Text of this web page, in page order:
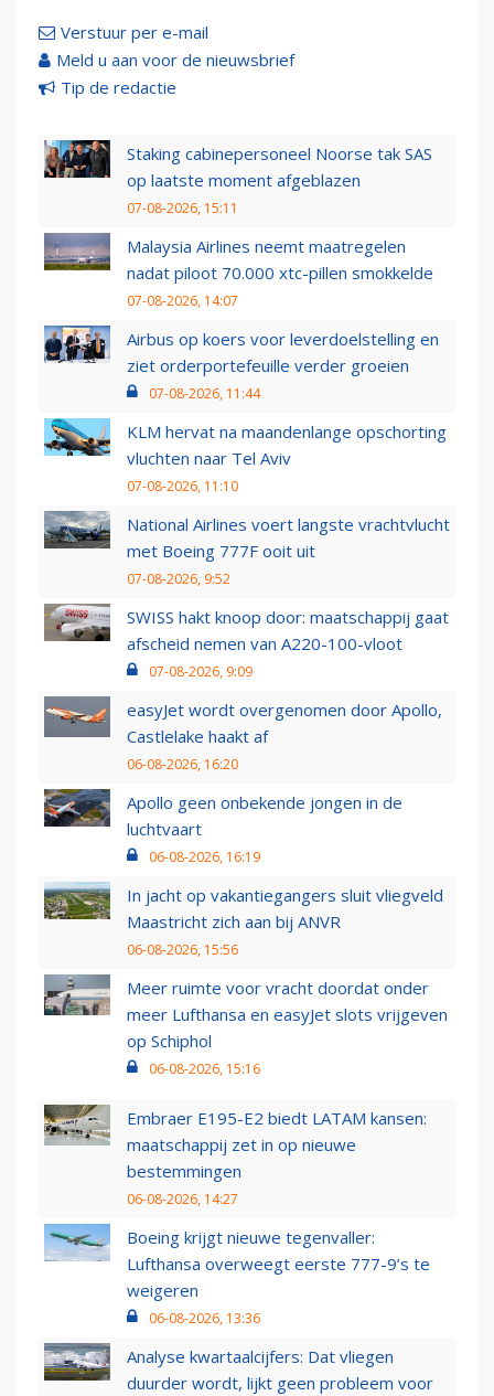
Verstuur per e-mail
Meld u aan voor de nieuwsbrief
Tip de redactie
Staking cabinepersoneel Noorse tak SAS
op laatste moment afgeblazen
07-08-2026, 15:11
Malaysia Airlines neemt maatregelen
nadat piloot 70.000 xtc-pillen smokkelde
07-08-2026, 14:07
Airbus op koers voor leverdoelstelling en
ziet orderportefeuille verder groeien
07-08-2026, 11:44
KLM hervat na maandenlange opschorting
vluchten naar Tel Aviv
07-08-2026, 11:10
National Airlines voert langste vrachtvlucht
met Boeing 777F ooit uit
07-08-2026, 9:52
SWISS hakt knoop door: maatschappij gaat
afscheid nemen van A220-100-vloot
07-08-2026, 9:09
easyJet wordt overgenomen door Apollo,
Castlelake haakt af
06-08-2026, 16:20
Apollo geen onbekende jongen in de
luchtvaart
06-08-2026, 16:19
In jacht op vakantiegangers sluit vliegveld
Maastricht zich aan bij ANVR
06-08-2026, 15:56
Meer ruimte voor vracht doordat onder
meer Lufthansa en easyJet slots vrijgeven
op Schiphol
06-08-2026, 15:16
Embraer E195-E2 biedt LATAM kansen:
maatschappij zet in op nieuwe
bestemmingen
06-08-2026, 14:27
Boeing krijgt nieuwe tegenvaller:
Lufthansa overweegt eerste 777-9’s te
weigeren
06-08-2026, 13:36
Analyse kwartaalcijfers: Dat vliegen
duurder wordt, lijkt geen probleem voor